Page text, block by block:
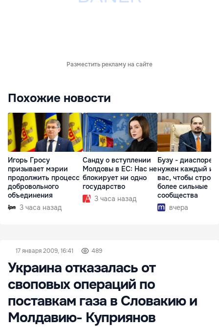
Разместить рекламу на сайте
Похожие новости
Игорь Гросу
призывает мэрии
продолжить процесс
добровольного
объединения
3 часа назад
Санду о вступлении
Молдовы в ЕС: Нас не
блокирует ни одно
государство
3 часа назад
Бузу - диаспоре:
нужен каждый из
вас, чтобы
более сильные
сообщества
вчера
17 января 2009, 16:41 489
Украина отказалась от
своповых операций по
поставкам газа в Словакию и
Молдавию- Куприянов